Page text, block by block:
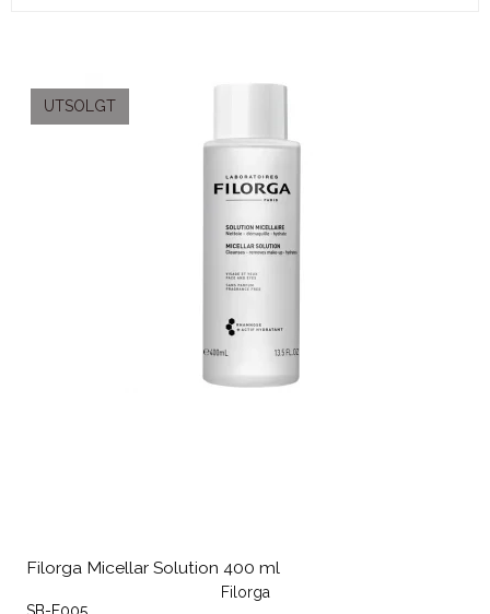
UTSOLGT
Filorga Micellar Solution 400 ml
Filorga